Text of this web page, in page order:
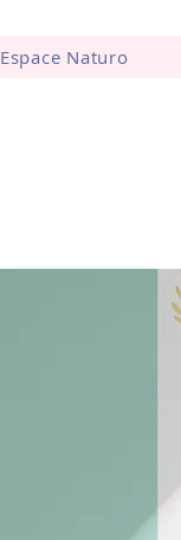
Espace Naturo